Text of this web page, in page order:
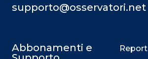
supporto@osservatori.net
Abbonamenti e
Report